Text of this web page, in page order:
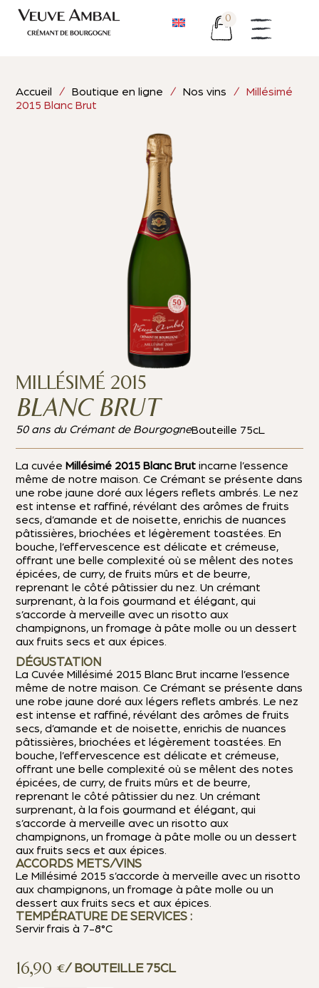
0
Accueil /Boutique en ligne /Nos vins / Millésimé
2015 Blanc Brut
MILLÉSIMÉ 2015
BLANC BRUT
50 ans du Crémant de BourgogneBouteille 75cL
La cuvée Millésimé 2015 Blanc Brut incarne l’essence
même de notre maison. Ce Crémant se présente dans
une robe jaune doré aux légers reflets ambrés. Le nez
est intense et raffiné, révélant des arômes de fruits
secs, d’amande et de noisette, enrichis de nuances
pâtissières, briochées et légèrement toastées. En
bouche, l’effervescence est délicate et crémeuse,
offrant une belle complexité où se mêlent des notes
épicées, de curry, de fruits mûrs et de beurre,
reprenant le côté pâtissier du nez. Un crémant
surprenant, à la fois gourmand et élégant, qui
s’accorde à merveille avec un risotto aux
champignons, un fromage à pâte molle ou un dessert
aux fruits secs et aux épices.
DÉGUSTATION
La Cuvée Millésimé 2015 Blanc Brut incarne l’essence
même de notre maison. Ce Crémant se présente dans
une robe jaune doré aux légers reflets ambrés. Le nez
est intense et raffiné, révélant des arômes de fruits
secs, d’amande et de noisette, enrichis de nuances
pâtissières, briochées et légèrement toastées. En
bouche, l’effervescence est délicate et crémeuse,
offrant une belle complexité où se mêlent des notes
épicées, de curry, de fruits mûrs et de beurre,
reprenant le côté pâtissier du nez. Un crémant
surprenant, à la fois gourmand et élégant, qui
s’accorde à merveille avec un risotto aux
champignons, un fromage à pâte molle ou un dessert
aux fruits secs et aux épices.
ACCORDS METS/VINS
Le Millésimé 2015 s’accorde à merveille avec un risotto
aux champignons, un fromage à pâte molle ou un
dessert aux fruits secs et aux épices.
TEMPÉRATURE DE SERVICES :
Servir frais à 7-8°C
16,90 €/ BOUTEILLE 75CL